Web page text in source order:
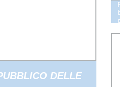
DELLE